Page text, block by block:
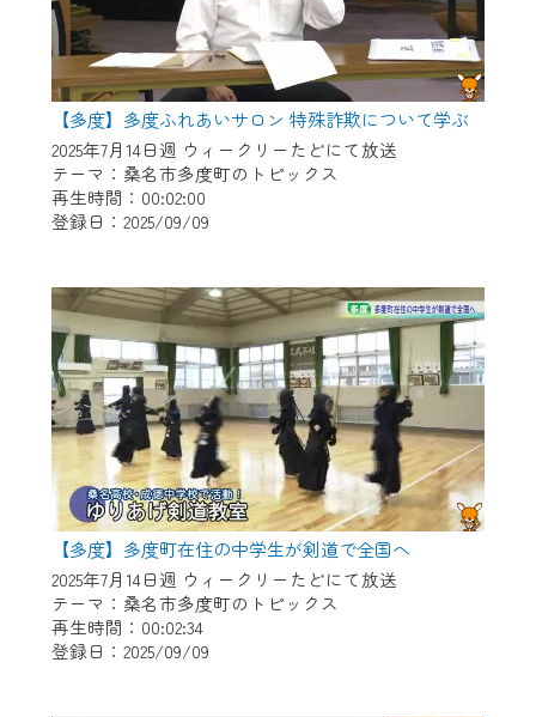
【多度】多度ふれあいサロン 特殊詐欺について学ぶ
2025年7月14日週 ウィークリーたどにて放送
テーマ：桑名市多度町のトピックス
再生時間：00:02:00
登録日：2025/09/09
【多度】多度町在住の中学生が剣道で全国へ
2025年7月14日週 ウィークリーたどにて放送
テーマ：桑名市多度町のトピックス
再生時間：00:02:34
登録日：2025/09/09